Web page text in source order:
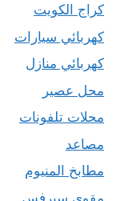
كراج الكويت
كهربائي سيارات
كهربائي منازل
محل عصير
محلات تلفونات
مصاعد
مطابخ المنيوم
مقوي سيرفس